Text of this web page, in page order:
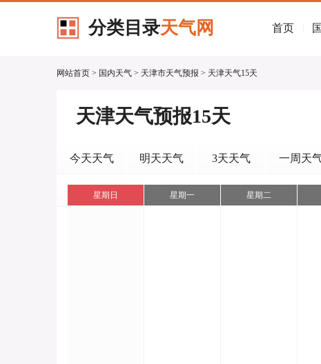
分类目录天气网 首页
网站首页 > 国内天气 > 天津市天气预报 > 天津天气15天
天津天气预报15天
今天天气 明天天气 3天天气 一周天
历史天气
星期日 星期一 星期二